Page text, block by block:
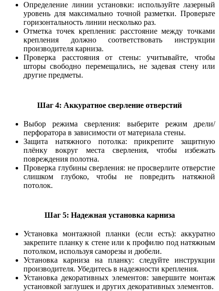
Определение линии установки: используйте лазерный
уровень для максимально точной разметки. Проверьте
горизонтальность линии несколько раз.
Отметка точек крепления: расстояние между точками
крепления должно соответствовать инструкции
производителя карниза.
Проверка расстояния от стены: учитывайте, чтобы
шторы свободно перемещались, не задевая стену или
другие предметы.
Шаг 4: Аккуратное сверление отверстий
Выбор режима сверления: выберите режим дрели/
перфоратора в зависимости от материала стены.
Защита натяжного потолка: прикрепите защитную
плёнку вокруг места сверления, чтобы избежать
повреждения полотна.
Проверка глубины сверления: не просверлите отверстие
слишком глубоко, чтобы не повредить натяжной
потолок.
Шаг 5: Надежная установка карниза
Установка монтажной планки (если есть): аккуратно
закрепите планку к стене или к профилю под натяжным
потолком, используя саморезы и дюбели.
Установка карниза на планку: следуйте инструкции
производителя. Убедитесь в надежности крепления.
Установка декоративных элементов: завершите монтаж
установкой заглушек и других декоративных элементов.